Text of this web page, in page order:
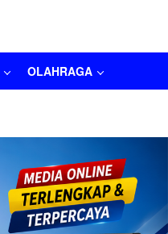
OLAHRAGA